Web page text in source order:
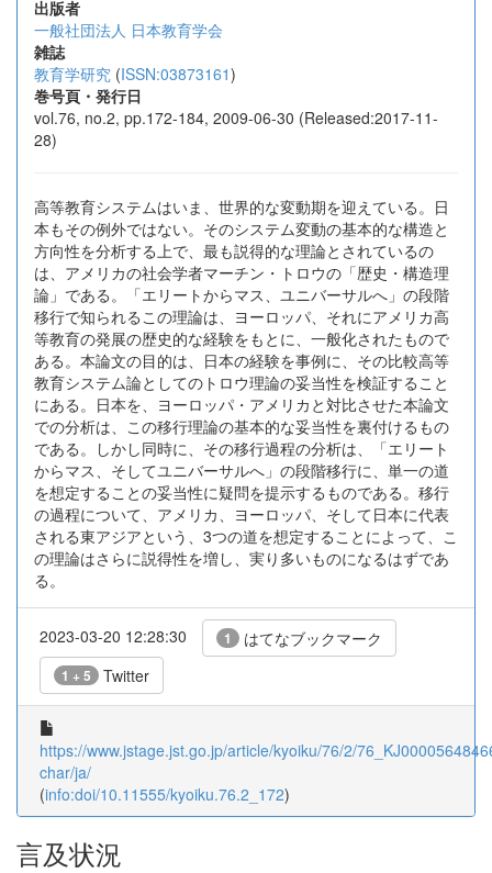
出版者
一般社団法人 日本教育学会
雑誌
教育学研究 (ISSN:03873161)
巻号頁・発行日
vol.76, no.2, pp.172-184, 2009-06-30 (Released:2017-11-
28)
高等教育システムはいま、世界的な変動期を迎えている。日
本もその例外ではない。そのシステム変動の基本的な構造と
方向性を分析する上で、最も説得的な理論とされているの
は、アメリカの社会学者マーチン・トロウの「歴史・構造理
論」である。「エリートからマス、ユニバーサルへ」の段階
移行で知られるこの理論は、ヨーロッパ、それにアメリカ高
等教育の発展の歴史的な経験をもとに、一般化されたもので
ある。本論文の目的は、日本の経験を事例に、その比較高等
教育システム論としてのトロウ理論の妥当性を検証すること
にある。日本を、ヨーロッパ・アメリカと対比させた本論文
での分析は、この移行理論の基本的な妥当性を裏付けるもの
である。しかし同時に、その移行過程の分析は、「エリート
からマス、そしてユニバーサルへ」の段階移行に、単一の道
を想定することの妥当性に疑問を提示するものである。移行
の過程について、アメリカ、ヨーロッパ、そして日本に代表
される東アジアという、3つの道を想定することによって、こ
の理論はさらに説得性を増し、実り多いものになるはずであ
る。
2023-03-20 12:28:30 1 はてなブックマーク
1 + 5 Twitter
https://www.jstage.jst.go.jp/article/kyoiku/76/2/
char/ja/
(info:doi/10.11555/kyoiku.76.2_172)
言及状況